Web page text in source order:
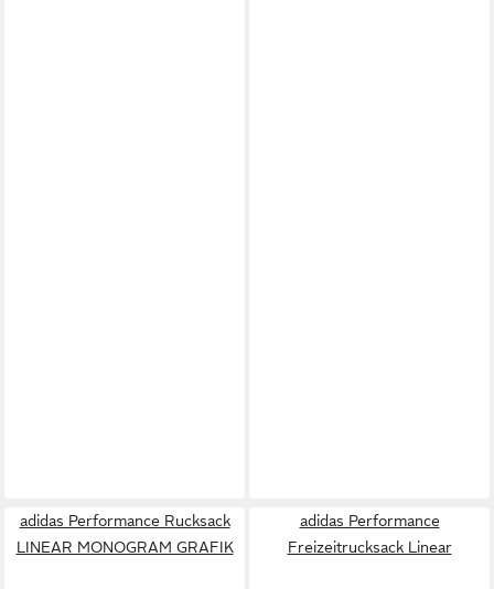
adidas Performance Rucksack
LINEAR MONOGRAM GRAFIK
adidas Performance
Freizeitrucksack Linear